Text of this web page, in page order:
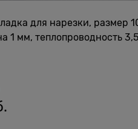
для нарезки, размер
1 мм, теплопроводность
40 ° C-260°C